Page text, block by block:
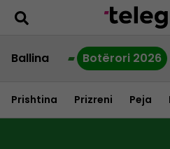
Ballina Botërori 2026
Prishtina Prizreni Peja